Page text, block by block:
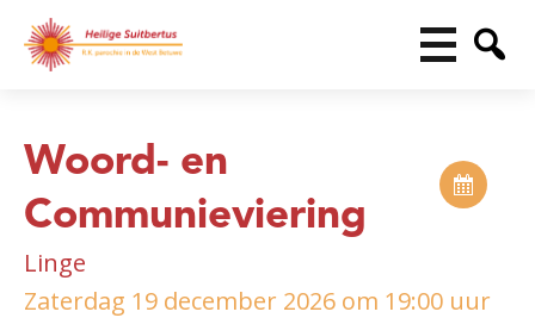
Woord- en
Communieviering
Linge
Zaterdag 19 december 2026 om 19:00 uur